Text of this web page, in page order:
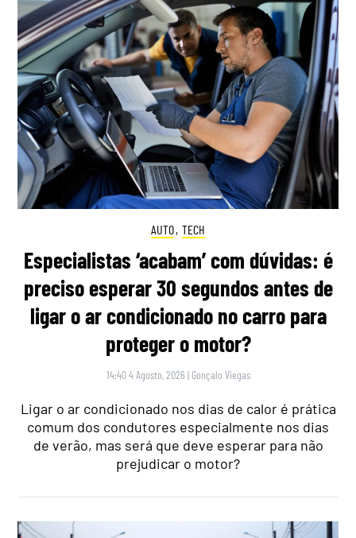
AUTO, TECH
Especialistas ‘acabam’ com dúvidas: é
preciso esperar 30 segundos antes de
ligar o ar condicionado no carro para
proteger o motor?
14:40 4 Agosto, 2026 | Gonçalo Viegas
Ligar o ar condicionado nos dias de calor é prática
comum dos condutores especialmente nos dias
de verão, mas será que deve esperar para não
prejudicar o motor?